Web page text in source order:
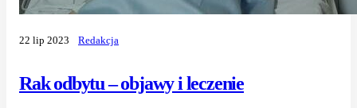
Rak odbytu – objawy i leczenie
22 lip 2023 Redakcja